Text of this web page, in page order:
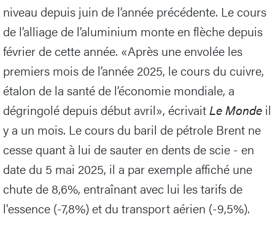
niveau depuis juin de l’année précédente. Le cours
de l’alliage de l’aluminium monte en flèche depuis
février de cette année. «Après une envolée les
premiers mois de l’année 2025, le cours du cuivre,
étalon de la santé de l’économie mondiale, a
dégringolé depuis début avril», écrivait Le Monde il
y a un mois. Le cours du baril de pétrole Brent ne
cesse quant à lui de sauter en dents de scie - en
date du 5 mai 2025, il a par exemple affiché une
chute de 8,6%, entraînant avec lui les tarifs de
l'essence (-7,8%) et du transport aérien (-9,5%).